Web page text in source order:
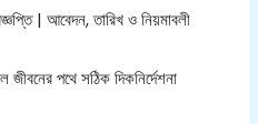
| আবেদন, তারিখ ও নিয়মাবলী
জীবনের পথে সঠিক দিকনির্দেশনা